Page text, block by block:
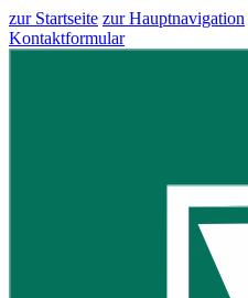
zur Startseite zur Hauptnavigation
Kontaktformular